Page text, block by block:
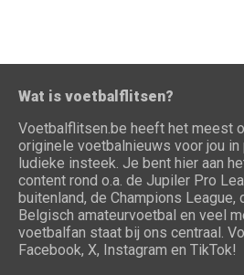
Wat is voetbalflitsen?
Voetbalflitsen.be heeft het meest
originele voetbalnieuws voor jou in
ludieke insteek. Je bent hier aan
content rond o.a. de Jupiler Pro
buitenland, de Champions League,
Belgisch amateurvoetbal en veel
voetbalfan staat bij ons centraal.
Facebook, X, Instagram en TikTok!